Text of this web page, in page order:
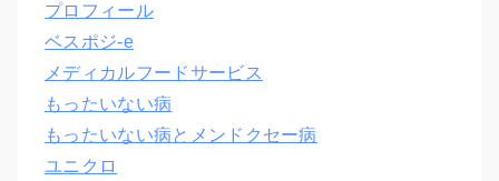
プロフィール
ベスポジ-e
メディカルフードサービス
もったいない病
もったいない病とメンドクセー病
ユニクロ